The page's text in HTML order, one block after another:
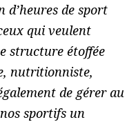
d’heures de sport
qui veulent
structure étoffée
nutritionniste,
de gérer au
sportifs un